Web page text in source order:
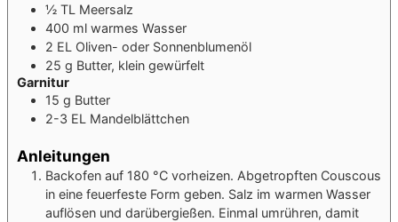
½ TL Meersalz
400 ml warmes Wasser
2 EL Oliven- oder Sonnenblumenöl
25 g Butter, klein gewürfelt
Garnitur
15 g Butter
2-3 EL Mandelblättchen
Anleitungen
Backofen auf 180 °C vorheizen. Abgetropften Couscous
in eine feuerfeste Form geben. Salz im warmen Wasser
auflösen und darübergießen. Einmal umrühren, damit